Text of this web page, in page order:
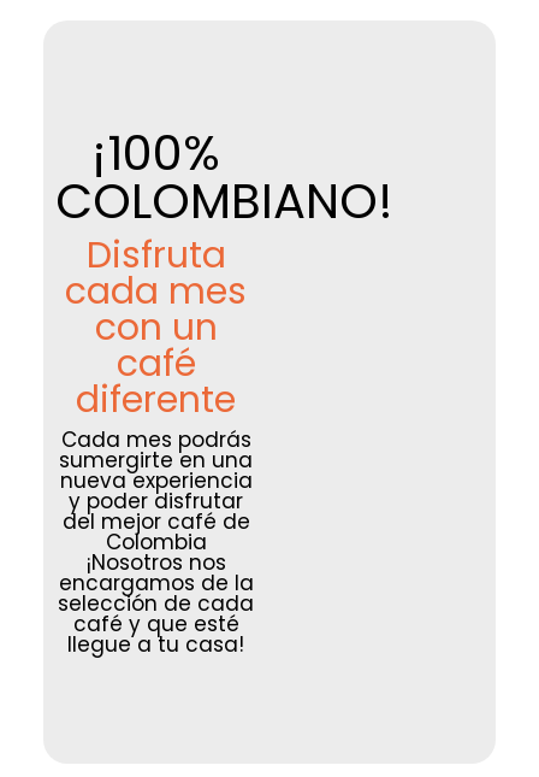
¡100%
COLOMBIANO!
Disfruta
cada mes
con un
café
diferente
Cada mes podrás
sumergirte en una
nueva experiencia
y poder disfrutar
del mejor café de
Colombia
¡Nosotros nos
encargamos de la
selección de cada
café y que esté
llegue a tu casa!